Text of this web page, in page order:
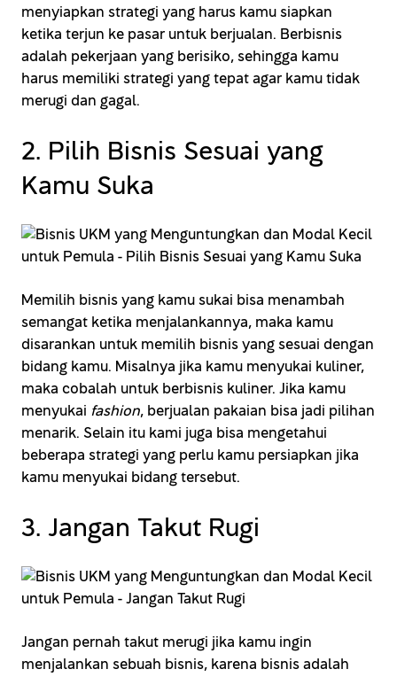
menyiapkan strategi yang harus kamu siapkan
ketika terjun ke pasar untuk berjualan. Berbisnis
adalah pekerjaan yang berisiko, sehingga kamu
harus memiliki strategi yang tepat agar kamu tidak
merugi dan gagal.
2. Pilih Bisnis Sesuai yang
Kamu Suka
Memilih bisnis yang kamu sukai bisa menambah
semangat ketika menjalankannya, maka kamu
disarankan untuk memilih bisnis yang sesuai dengan
bidang kamu. Misalnya jika kamu menyukai kuliner,
maka cobalah untuk berbisnis kuliner. Jika kamu
menyukai fashion, berjualan pakaian bisa jadi pilihan
menarik. Selain itu kami juga bisa mengetahui
beberapa strategi yang perlu kamu persiapkan jika
kamu menyukai bidang tersebut.
3. Jangan Takut Rugi
Jangan pernah takut merugi jika kamu ingin
menjalankan sebuah bisnis, karena bisnis adalah